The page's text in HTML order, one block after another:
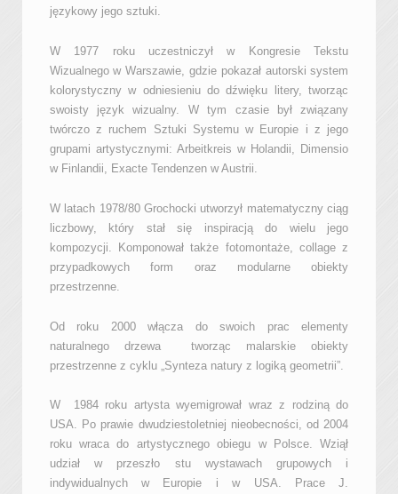
językowy jego sztuki.
W 1977 roku uczestniczył w Kongresie Tekstu
Wizualnego w Warszawie, gdzie pokazał autorski system
kolorystyczny w odniesieniu do dźwięku litery, tworząc
swoisty język wizualny. W tym czasie był związany
twórczo z ruchem Sztuki Systemu w Europie i z jego
grupami artystycznymi: Arbeitkreis w Holandii, Dimensio
w Finlandii, Exacte Tendenzen w Austrii.
W latach 1978/80 Grochocki utworzył matematyczny ciąg
liczbowy, który stał się inspiracją do wielu jego
kompozycji. Komponował także fotomontaże, collage z
przypadkowych form oraz modularne obiekty
przestrzenne.
Od roku 2000 włącza do swoich prac elementy
naturalnego drzewa tworząc malarskie obiekty
przestrzenne z cyklu „Synteza natury z logiką geometrii”.
W 1984 roku artysta wyemigrował wraz z rodziną do
USA. Po prawie dwudziestoletniej nieobecności, od 2004
roku wraca do artystycznego obiegu w Polsce. Wziął
udział w przeszło stu wystawach grupowych i
indywidualnych w Europie i w USA. Prace J.